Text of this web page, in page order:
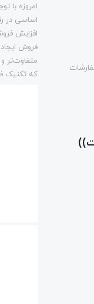
امروزه با
اساسی در
افزایش
فروش
متفاوت‌تر
که تکنیک